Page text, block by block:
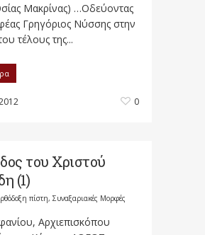
Μακρίνας) …Οδεύοντας
Γρηγόριος Νύσσης στην
τέλους της...
0
του Χριστού
(1)
πίστη, Συναξαριακές Μορφές
Αρχιεπισκόπου